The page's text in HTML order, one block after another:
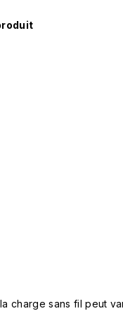
charge sans fil peut